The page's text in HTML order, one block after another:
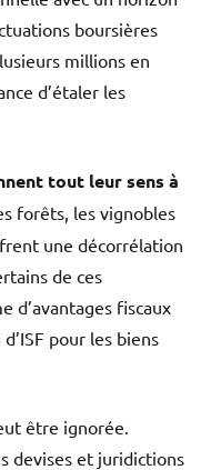
boursières
millions en
d’étaler les
tout leur sens à
forêts, les vignobles
une décorrélation
de ces
d’avantages fiscaux
pour les biens
être ignorée.
devises et juridictions